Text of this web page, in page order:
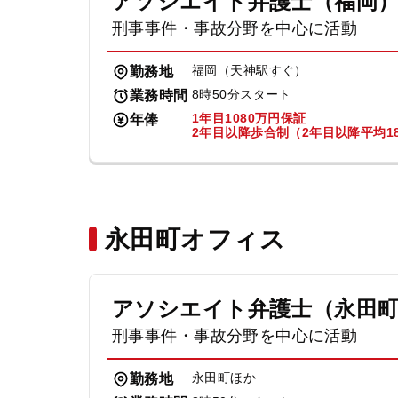
刑事事件・事故分野を中心に活動
勤務地 福岡（天神駅すぐ）
業務時間 8時50分スタート
年俸
1年目1080万円保証
2年目以降歩合制（2年目以降平均
永田町オフィス
アソシエイト弁護士（永田町
刑事事件・事故分野を中心に活動
勤務地 永田町ほか